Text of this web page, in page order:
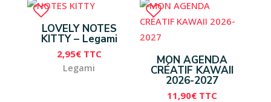
LOVELY NOTES
KITTY – Legami
2,95€ TTC
Legami
MON AGENDA
CRÉATIF KAWAII
2026-2027
11,90€ TTC